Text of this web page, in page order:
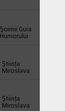
Şoimii Gura
Humorului
Știința
Miroslava
Știința
Miroslava